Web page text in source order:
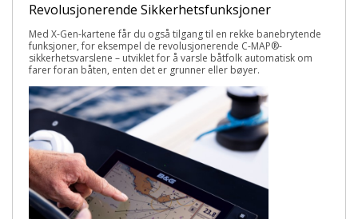
Revolusjonerende Sikkerhetsfunksjoner
Med X-Gen-kartene får du også tilgang til en rekke banebrytende
funksjoner, for eksempel de revolusjonerende C-MAP®-
sikkerhetsvarslene – utviklet for å varsle båtfolk automatisk om
farer foran båten, enten det er grunner eller bøyer.